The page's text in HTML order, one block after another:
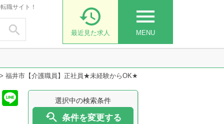
職サイト！

menu
MENU

最近見た求人
福井市【介護職員】正社員★未経験からOK★
選択中の検索条件
 条件を変更する